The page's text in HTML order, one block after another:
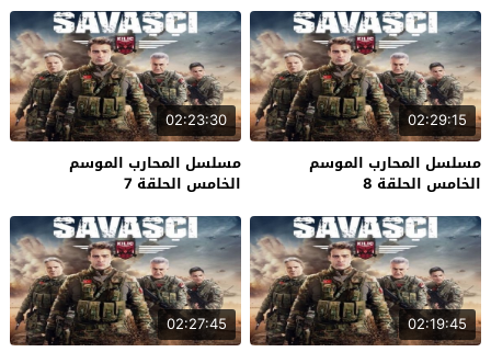
02:29:15
مسلسل المحارب الموسم
الخامس الحلقة 8
02:23:30
مسلسل المحارب الموسم
الخامس الحلقة 7
02:19:45
02:27:45